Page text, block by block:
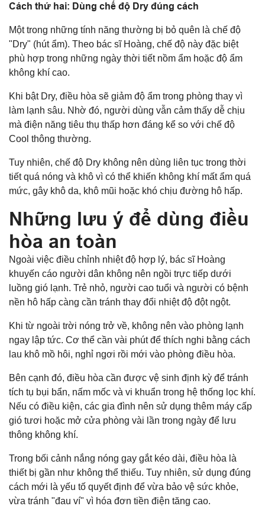
Cách thứ hai: Dùng chế độ Dry đúng cách
Một trong những tính năng thường bị bỏ quên là chế độ
"Dry" (hút ẩm). Theo bác sĩ Hoàng, chế độ này đặc biệt
phù hợp trong những ngày thời tiết nồm ẩm hoặc độ ẩm
không khí cao.
Khi bật Dry, điều hòa sẽ giảm độ ẩm trong phòng thay vì
làm lạnh sâu. Nhờ đó, người dùng vẫn cảm thấy dễ chịu
mà điện năng tiêu thụ thấp hơn đáng kể so với chế độ
Cool thông thường.
Tuy nhiên, chế độ Dry không nên dùng liên tục trong thời
tiết quá nóng và khô vì có thể khiến không khí mất ẩm quá
mức, gây khô da, khô mũi hoặc khó chịu đường hô hấp.
Những lưu ý để dùng điều
hòa an toàn
Ngoài việc điều chỉnh nhiệt độ hợp lý, bác sĩ Hoàng
khuyến cáo người dân không nên ngồi trực tiếp dưới
luồng gió lạnh. Trẻ nhỏ, người cao tuổi và người có bệnh
nền hô hấp càng cần tránh thay đổi nhiệt độ đột ngột.
Khi từ ngoài trời nóng trở về, không nên vào phòng lạnh
ngay lập tức. Cơ thể cần vài phút để thích nghi bằng cách
lau khô mồ hôi, nghỉ ngơi rồi mới vào phòng điều hòa.
Bên cạnh đó, điều hòa cần được vệ sinh định kỳ để tránh
tích tụ bụi bẩn, nấm mốc và vi khuẩn trong hệ thống lọc khí.
Nếu có điều kiện, các gia đình nên sử dụng thêm máy cấp
gió tươi hoặc mở cửa phòng vài lần trong ngày để lưu
thông không khí.
Trong bối cảnh nắng nóng gay gắt kéo dài, điều hòa là
thiết bị gần như không thể thiếu. Tuy nhiên, sử dụng đúng
cách mới là yếu tố quyết định để vừa bảo vệ sức khỏe,
vừa tránh "đau ví" vì hóa đơn tiền điện tăng cao.